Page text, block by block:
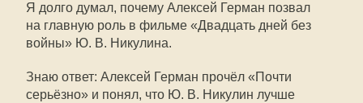
Я долго думал, почему Алексей Герман позвал
на главную роль в фильме «Двадцать дней без
войны» Ю. В. Никулина.
Знаю ответ: Алексей Герман прочёл «Почти
серьёзно» и понял, что Ю. В. Никулин лучше